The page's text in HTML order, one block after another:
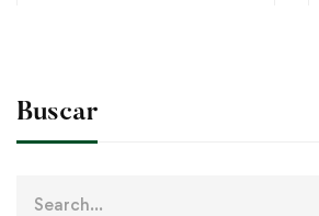
Buscar